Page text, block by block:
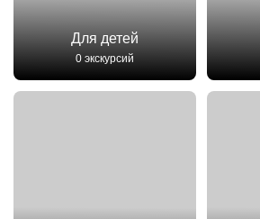
Для детей
0 экскурсий